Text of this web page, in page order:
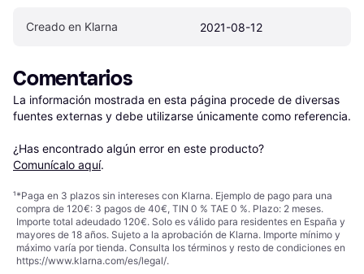
Creado en Klarna 2021-08-12
Comentarios
La información mostrada en esta página procede de diversas
fuentes externas y debe utilizarse únicamente como referencia.
¿Has encontrado algún error en este producto?
Comunícalo aquí.
¹*Paga en 3 plazos sin intereses con Klarna. Ejemplo de pago para una
compra de 120€: 3 pagos de 40€, TIN 0 % TAE 0 %. Plazo: 2 meses.
Importe total adeudado 120€. Solo es válido para residentes en España y
mayores de 18 años. Sujeto a la aprobación de Klarna. Importe mínimo y
máximo varía por tienda. Consulta los términos y resto de condiciones en
https://www.klarna.com/es/legal/.